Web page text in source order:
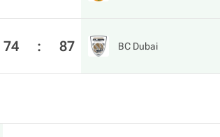
74 : 87 BC Dubai